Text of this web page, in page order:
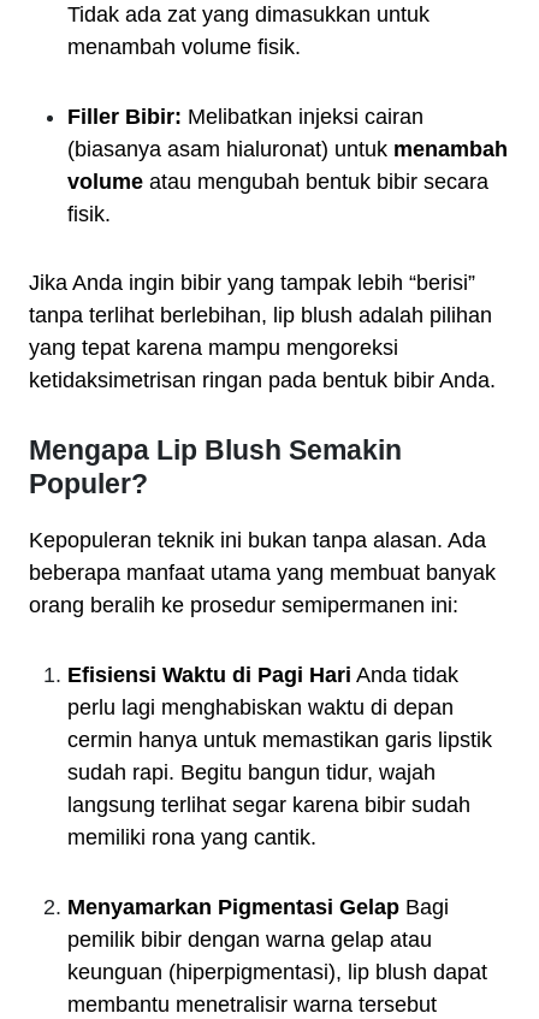
Tidak ada zat yang dimasukkan untuk
menambah volume fisik.
Filler Bibir: Melibatkan injeksi cairan
(biasanya asam hialuronat) untuk menambah
volume atau mengubah bentuk bibir secara
fisik.
Jika Anda ingin bibir yang tampak lebih “berisi”
tanpa terlihat berlebihan, lip blush adalah pilihan
yang tepat karena mampu mengoreksi
ketidaksimetrisan ringan pada bentuk bibir Anda.
Mengapa Lip Blush Semakin
Populer?
Kepopuleran teknik ini bukan tanpa alasan. Ada
beberapa manfaat utama yang membuat banyak
orang beralih ke prosedur semipermanen ini:
Efisiensi Waktu di Pagi Hari Anda tidak
perlu lagi menghabiskan waktu di depan
cermin hanya untuk memastikan garis lipstik
sudah rapi. Begitu bangun tidur, wajah
langsung terlihat segar karena bibir sudah
memiliki rona yang cantik.
Menyamarkan Pigmentasi Gelap Bagi
pemilik bibir dengan warna gelap atau
keunguan (hiperpigmentasi), lip blush dapat
membantu menetralisir warna tersebut